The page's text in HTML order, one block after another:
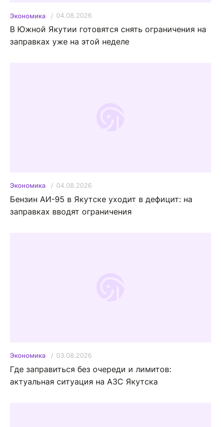
Экономика 04.08.2026
В Южной Якутии готовятся снять ограничения на
заправках уже на этой неделе
Экономика 04.08.2026
Бензин АИ-95 в Якутске уходит в дефицит: на
заправках вводят ограничения
Экономика 03.08.2026
Где заправиться без очереди и лимитов:
актуальная ситуация на АЗС Якутска